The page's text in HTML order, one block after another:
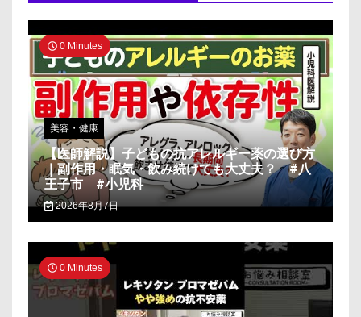
0 Minutes
美容・健康
【医師解説】子どもの抗アレルギー薬の選び方
｜副作用・眠気・飲み続けても大丈夫？ #八
王子市 #小児科
2026年8月7日
0 Minutes